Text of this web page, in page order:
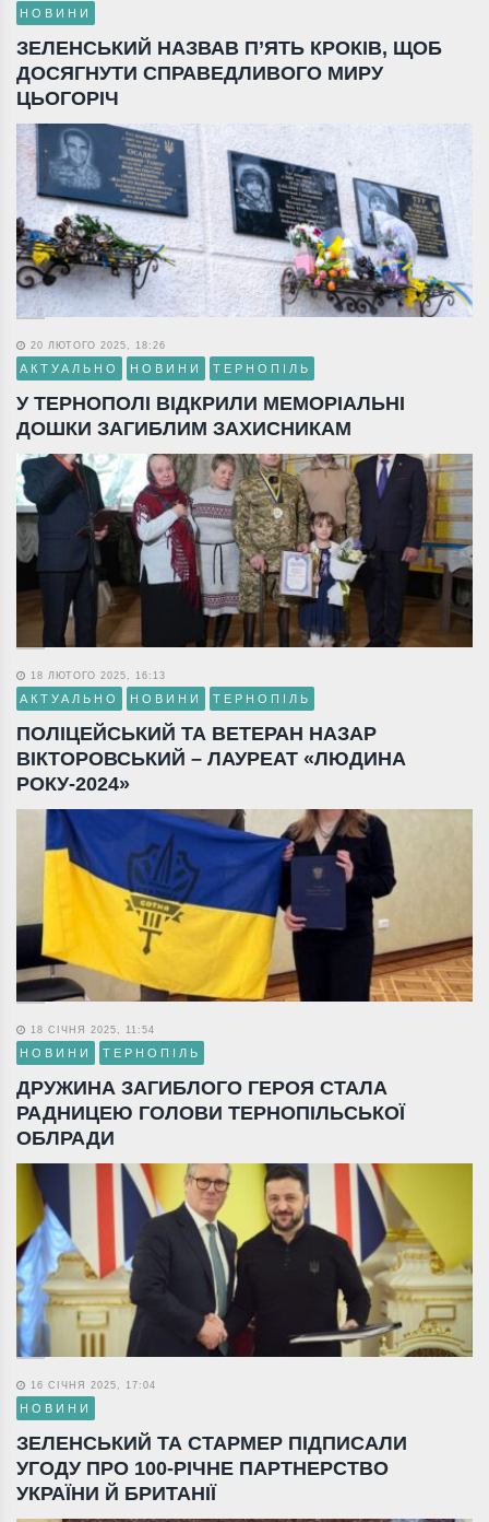
НОВИНИ
ЗЕЛЕНСЬКИЙ НАЗВАВ П’ЯТЬ КРОКІВ, ЩОБ
ДОСЯГНУТИ СПРАВЕДЛИВОГО МИРУ
ЦЬОГОРІЧ
20 ЛЮТОГО 2025, 18:26
АКТУАЛЬНО НОВИНИ ТЕРНОПІЛЬ
У ТЕРНОПОЛІ ВІДКРИЛИ МЕМОРІАЛЬНІ
ДОШКИ ЗАГИБЛИМ ЗАХИСНИКАМ
18 ЛЮТОГО 2025, 16:13
АКТУАЛЬНО НОВИНИ ТЕРНОПІЛЬ
ПОЛІЦЕЙСЬКИЙ ТА ВЕТЕРАН НАЗАР
ВІКТОРОВСЬКИЙ – ЛАУРЕАТ «ЛЮДИНА
РОКУ-2024»
18 СІЧНЯ 2025, 11:54
НОВИНИ ТЕРНОПІЛЬ
ДРУЖИНА ЗАГИБЛОГО ГЕРОЯ СТАЛА
РАДНИЦЕЮ ГОЛОВИ ТЕРНОПІЛЬСЬКОЇ
ОБЛРАДИ
16 СІЧНЯ 2025, 17:04
НОВИНИ
ЗЕЛЕНСЬКИЙ ТА СТАРМЕР ПІДПИСАЛИ
УГОДУ ПРО 100-РІЧНЕ ПАРТНЕРСТВО
УКРАЇНИ Й БРИТАНІЇ